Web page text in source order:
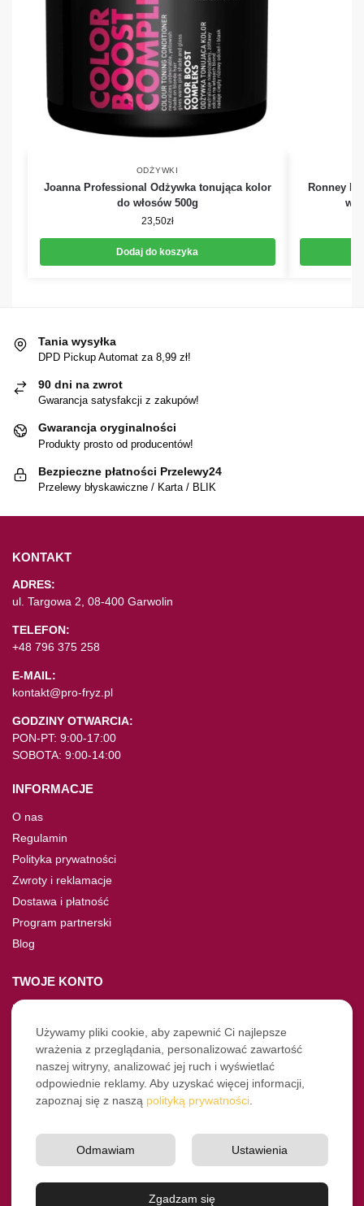
ODŻYWKI
Joanna Professional Odżywka tonująca kolor
do włosów 500g
23,50zł
Dodaj do koszyka
Ronney
Tania wysyłka
DPD Pickup Automat za 8,99 zł!
90 dni na zwrot
Gwarancja satysfakcji z zakupów!
Gwarancja oryginalności
Produkty prosto od producentów!
Bezpieczne płatności Przelewy24
Przelewy błyskawiczne / Karta / BLIK
KONTAKT
ADRES:
ul. Targowa 2, 08-400 Garwolin
TELEFON:
+48 796 375 258
E-MAIL:
kontakt@pro-fryz.pl
GODZINY OTWARCIA:
PON-PT: 9:00-17:00
SOBOTA: 9:00-14:00
INFORMACJE
O nas
Regulamin
Polityka prywatności
Zwroty i reklamacje
Dostawa i płatność
Program partnerski
Blog
TWOJE KONTO
Moje konto
Nie pamiętasz hasła?
Twoje zamówienia
NASZE SOCIALE
Instagram
© Pro-Fryz.pl 2021-2026
Używamy pliki cookie, aby zapewnić Ci najlepsze
wrażenia z przeglądania, personalizować zawartość
naszej witryny, analizować jej ruch i wyświetlać
odpowiednie reklamy. Aby uzyskać więcej informacji,
zapoznaj się z naszą polityką prywatności
Zgadzam się
Ustawienia
Odmawiam